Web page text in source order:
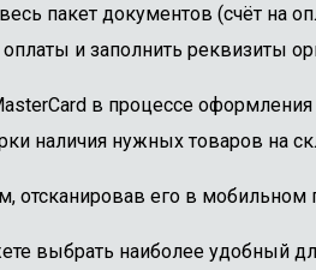
пакет документов (счёт на
и заполнить реквизиты
в процессе
наличия нужных товаров на
отсканировав его в
выбрать наиболее удобный